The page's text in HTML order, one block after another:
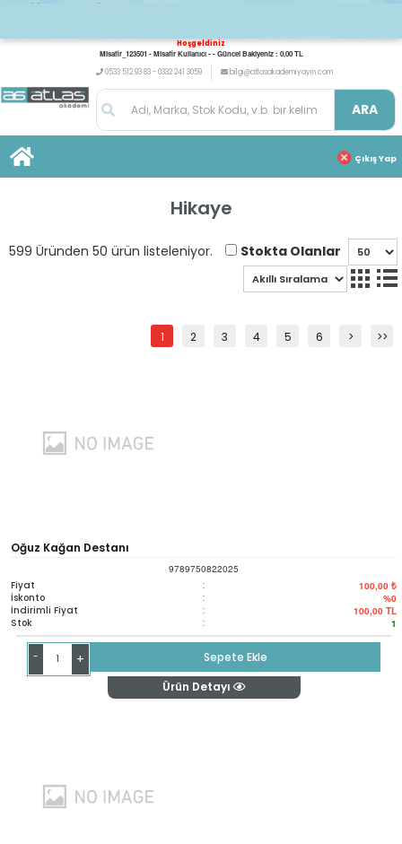
Hoşgeldiniz
Misafir_123501 - Misafir Kullanıcı - - Güncel Bakiyeniz : 0,00 TL
0533 512 93 83 - 0332 241 3059
bilgi@atlasakademiyayin.com
ARA
Çıkış Yap
Hikaye
599 Üründen 50 ürün listeleniyor. Stokta Olanlar
1 2 3 4 5 6 > >>
Oğuz Kağan Destanı
9789750822025
Fiyat : 100,00 ₺
İskonto : %0
İndirimli Fiyat : 100,00 TL
Stok : 1
- +
Sepete Ekle
Ürün Detayı